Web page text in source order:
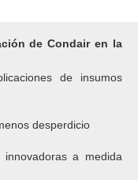
de Condair en la
de insumos
desperdicio
a medida